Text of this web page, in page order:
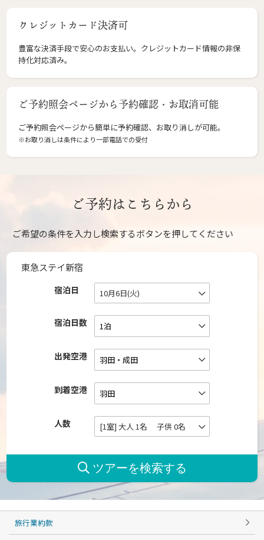
クレジットカード決済可
豊富な決済手段で安心のお支払い。クレジットカード情報の非保
持化対応済み。
ご予約照会ページから予約確認・お取消可能
ご予約照会ページから簡単に予約確認、お取り消しが可能。
※お取り消しは条件により一部電話での受付
ご予約はこちらから
ご希望の条件を入力し検索するボタンを押してください
東急ステイ新宿
宿泊日 10月6日(火)
宿泊日数
出発空港
到着空港
人数 [1室] 大人 1名 子供 0名
旅行業約款